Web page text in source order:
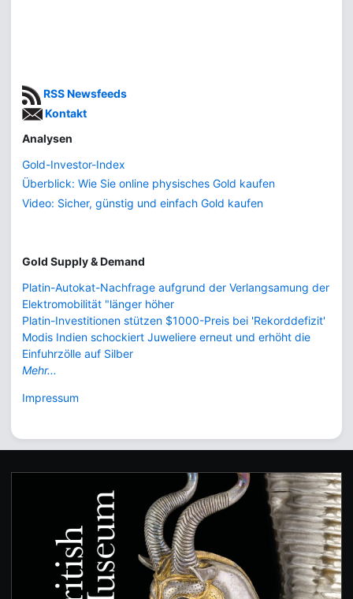
RSS Newsfeeds
Kontakt
Analysen
Gold-Investor-Index
Überblick: Wie Sie online physisches Gold kaufen
Video: Sicher, günstig und einfach Gold kaufen
Gold Supply & Demand
Platin-Autokat-Nachfrage aufgrund der Verlangsamung der
Elektromobilität "länger höher
Platin-Investitionen stützen $1000-Preis bei 'Rekorddefizit'
Modis Indien schockiert Juweliere erneut und erhöht die
Einfuhrzölle auf Silber
Mehr...
Impressum